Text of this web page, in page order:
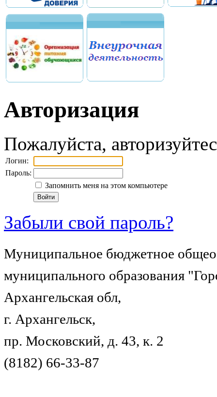
Авторизация
Пожалуйста,
Логин:
Пароль:
Запомнить меня на этом компьютере
Забыли свой пароль?
Муниципальное бюджетное
муниципального образования
Архангельская обл,
г. Архангельск,
пр. Московский, д. 43, к. 2
(8182) 66-33-87